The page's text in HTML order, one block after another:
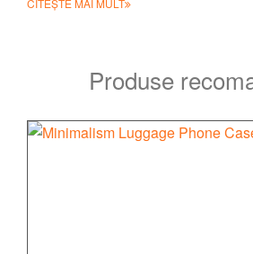
CITEȘTE MAI MULT
Produse